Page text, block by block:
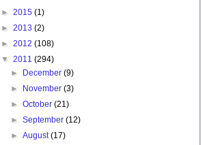
► 2015 (1)
► 2013 (2)
► 2012 (108)
▼ 2011 (294)
► December(9)
► November(3)
►October(21)
►September(12)
►August(17)